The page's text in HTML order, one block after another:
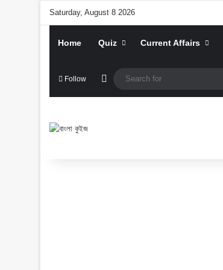
Saturday, August 8 2026
Home Quiz Current Affairs
Follow Random Article